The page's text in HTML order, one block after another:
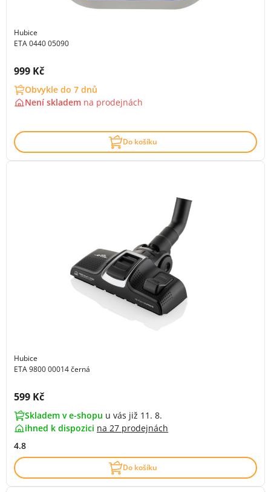
Hubice
ETA 0440 05090
Cena s DPH:
999 Kč
Obvykle do 7 dnů
Není skladem na prodejnách
Do košíku
Hubice
ETA 9800 00014 černá
Cena s DPH:
599 Kč
Skladem v e-shopu u vás již 11. 8.
ihned k dispozici na 27 prodejnách
4.8
Do košíku